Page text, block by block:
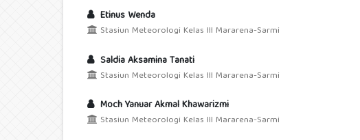
Etinus Wenda
Stasiun Meteorologi Kelas III Mararena-Sarmi
Saldia Aksamina Tanati
Stasiun Meteorologi Kelas III Mararena-Sarmi
Moch Yanuar Akmal Khawarizmi
Stasiun Meteorologi Kelas III Mararena-Sarmi